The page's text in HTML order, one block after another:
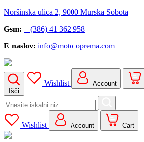
Noršinska ulica 2, 9000 Murska Sobota
Gsm: + (386) 41 362 958
E-naslov: info@moto-oprema.com
Išči
Wishlist Account
Search
for:
Wishlist
Account Cart